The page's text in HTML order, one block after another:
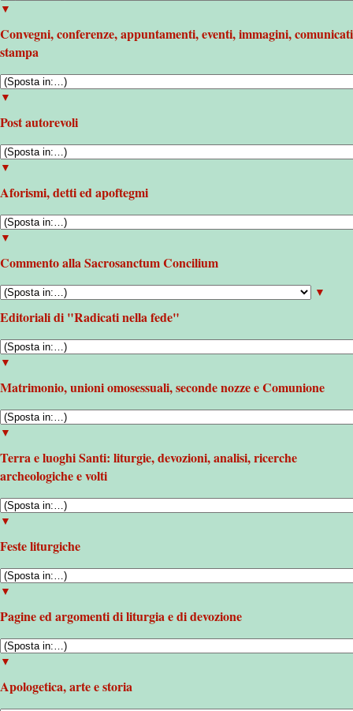
▼
Convegni, conferenze, appuntamenti, eventi, immagini, comunicati
stampa
▼
Post autorevoli
▼
Aforismi, detti ed apoftegmi
▼
Commento alla Sacrosanctum Concilium
▼
Editoriali di "Radicati nella fede"
▼
Matrimonio, unioni omosessuali, seconde nozze e Comunione
▼
Terra e luoghi Santi: liturgie, devozioni, analisi, ricerche
archeologiche e volti
▼
Feste liturgiche
▼
Pagine ed argomenti di liturgia e di devozione
▼
Apologetica, arte e storia